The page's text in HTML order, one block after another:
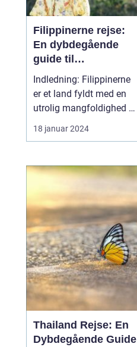
Filippinerne rejse:
En dybdegående
guide til
eventyrlystne
rejsende
Indledning: Filippinerne
er et land fyldt med en
utrolig mangfoldighed af
naturskønhed og kulturel
rigdom. Fra de smukke
imponerende bjerge og
skovområder, er
Filippinerne et rejsemål,
der kan tilbyde noget for
enhver event...
18 januar 2024
Thailand Rejse: En
Dybdegående Guide